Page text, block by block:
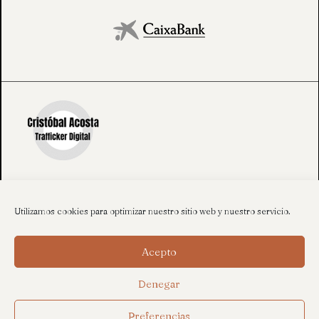
Utilizamos cookies para optimizar nuestro sitio web y nuestro servicio.
Acepto
Denegar
Preferencias